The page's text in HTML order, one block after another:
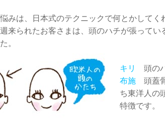
みは、日本式のテクニックで何とかして
来られたお客さまは、頭のハチが張って
。
キリ
頭の
布施 頭蓋
ち東洋人の
特徴です。